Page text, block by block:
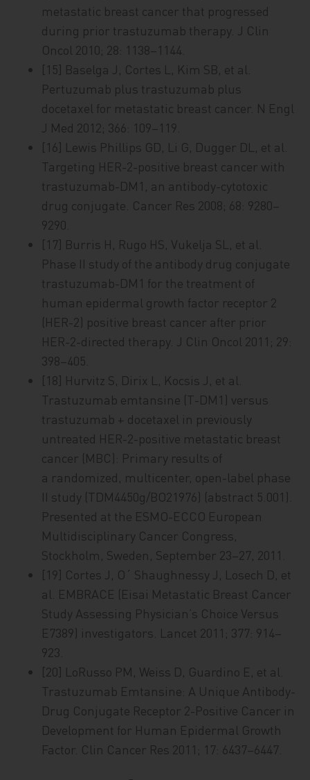
metastatic breast cancer that progressed
during prior trastu­zumab therapy. J Clin
Oncol 2010; 28: 1138–1144.
[15] Baselga J, Cortes L, Kim SB, et al.
Pertuzumab plus trastuzumab plus
docetaxel for metastatic breast cancer. N Engl
J Med 2012; 366: 109–119.
[16] Lewis Phillips GD, Li G, Dugger DL, et al.
Targeting HER-2-positive breast cancer with
trastuzumab-DM1, an antibody-cytotoxic
drug conjugate. Cancer Res 2008; 68: 9280–
9290.
[17] Burris H, Rugo HS, Vukelja SL, et al.
Phase II study of the antibody drug conjugate
trastuzumab-DM1 for the treatment of
human epidermal growth factor receptor 2
(HER-2) positive breast cancer after prior
HER-2-directed therapy. J Clin Oncol 2011; 29:
398–405.
[18] Hurvitz S, Dirix L, Kocsis J, et al.
Trastuzumab emtansine (T-DM1) versus
trastuzumab + docetaxel in previously
untreated HER-2-positive metastatic breast
cancer (MBC): Primary results of
a randomized, multicenter, open-label phase
II study (TDM4450g/BO21976) (abstract 5.001).
Presented at the ESMO-ECCO European
Multidisciplinary Cancer Congress,
Stockholm, Sweden, September 23–27, 2011.
[19] Cortes J, O´ Shaughnessy J, Losech D, et
al. EMBRACE (Eisai Metastatic Breast Cancer
Study Assessing Physician’s Choice Versus
E7389) investigators. Lancet 2011; 377: 914–
923.
[20] LoRusso PM, Weiss D, Guardino E, et al.
Trastuzumab Emtansine: A Unique Antibody-
Drug Conjugate Receptor 2-Positive Cancer in
Development for Human Epidermal Growth
Factor. Clin Cancer Res 2011; 17: 6437–6447.